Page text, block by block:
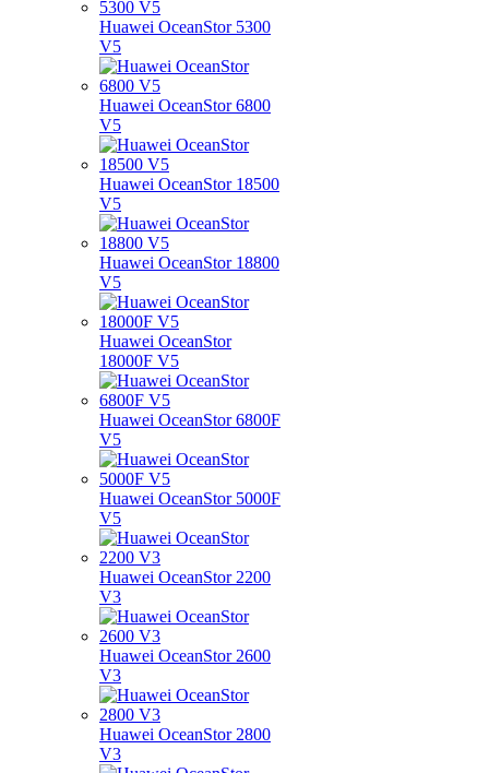
Huawei OceanStor 5300
V5
Huawei OceanStor 6800
V5
Huawei OceanStor 18500
V5
Huawei OceanStor 18800
V5
Huawei OceanStor
18000F V5
Huawei OceanStor 6800F
V5
Huawei OceanStor 5000F
V5
Huawei OceanStor 2200
V3
Huawei OceanStor 2600
V3
Huawei OceanStor 2800
V3